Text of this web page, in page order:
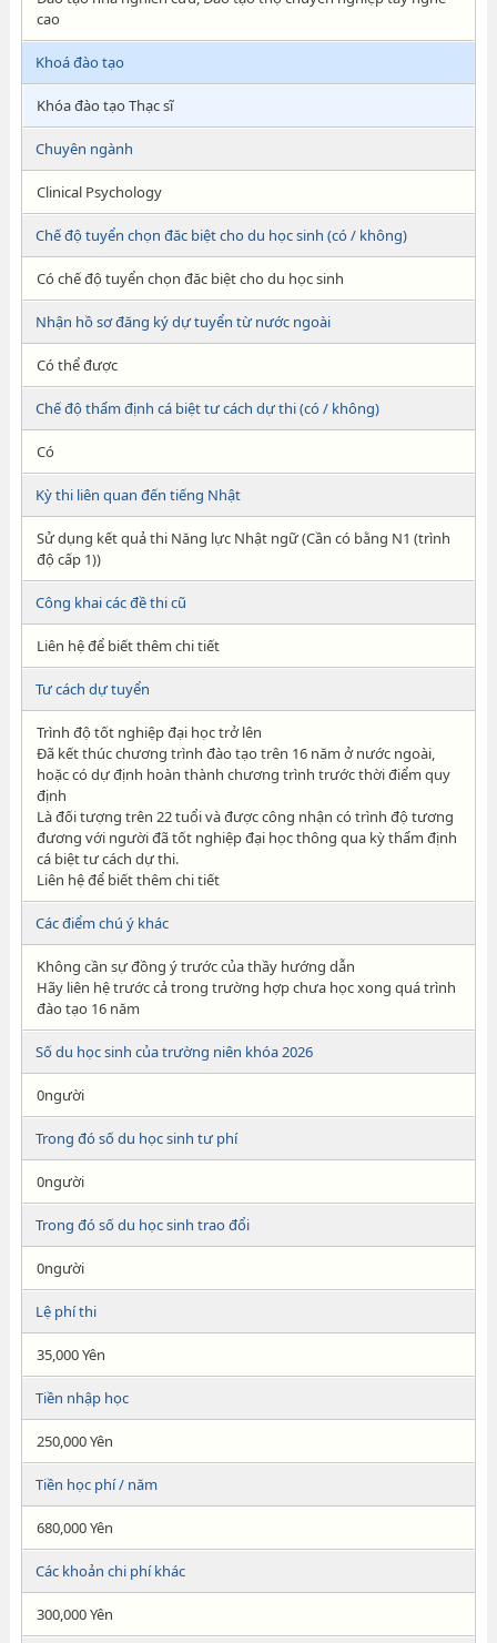
cao
Khoá đào tạo
Khóa đào tạo Thạc sĩ
Chuyên ngành
Clinical Psychology
Chế độ tuyển chọn đăc biệt cho du học sinh (có / không)
Có chế độ tuyển chọn đăc biệt cho du học sinh
Nhận hồ sơ đăng ký dự tuyển từ nước ngoài
Có thể được
Chế độ thẩm định cá biệt tư cách dự thi (có / không)
Có
Kỳ thi liên quan đến tiếng Nhật
Sử dụng kết quả thi Năng lực Nhật ngữ (Cần có bằng N1 (trình
độ cấp 1))
Công khai các đề thi cũ
Liên hệ để biết thêm chi tiết
Tư cách dự tuyển
Trình độ tốt nghiệp đại học trở lên
Đã kết thúc chương trình đào tạo trên 16 năm ở nước ngoài,
hoặc có dự định hoàn thành chương trình trước thời điểm quy
định
Là đối tượng trên 22 tuổi và được công nhận có trình độ tương
đương với người đã tốt nghiệp đại học thông qua kỳ thẩm định
cá biệt tư cách dự thi.
Liên hệ để biết thêm chi tiết
Các điểm chú ý khác
Không cần sự đồng ý trước của thầy hướng dẫn
Hãy liên hệ trước cả trong trường hợp chưa học xong quá trình
đào tạo 16 năm
Số du học sinh của trường niên khóa 2026
0người
Trong đó số du học sinh tư phí
0người
Trong đó số du học sinh trao đổi
0người
Lệ phí thi
35,000 Yên
Tiền nhập học
250,000 Yên
Tiền học phí / năm
680,000 Yên
Các khoản chi phí khác
300,000 Yên